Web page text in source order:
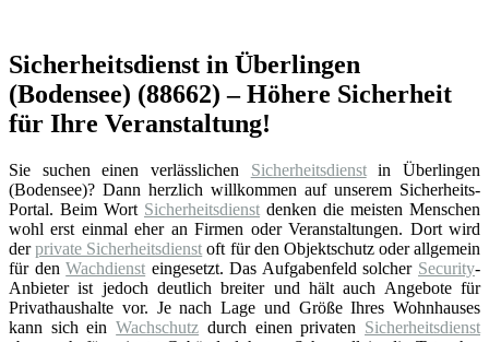
Sicherheitsdienst in Überlingen
(Bodensee) (88662) – Höhere Sicherheit
für Ihre Veranstaltung!
Sie suchen einen verlässlichen Sicherheitsdienstin Überlingen
(Bodensee)? Dann herzlich willkommen auf unserem Sicherheits-
Portal. Beim Wort Sicherheitsdienst denken die meisten Menschen
wohl erst einmal eher an Firmen oder Veranstaltungen. Dort wird
derprivate Sicherheitsdienst oft für den Objektschutz oder allgemein
für denWachdienst eingesetzt. Das Aufgabenfeld solcher Security-
Anbieter ist jedoch deutlich breiter und hält auch Angebote für
Privathaushalte vor. Je nach Lage und Größe Ihres Wohnhauses
kann sich einWachschutz durch einen privaten Sicherheitsdienst